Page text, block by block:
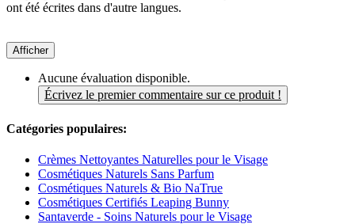
ont été écrites dans d'autre langues.
Afficher
Aucune évaluation disponible.
Écrivez le premier commentaire sur ce produit !
Catégories populaires:
Crèmes Nettoyantes Naturelles pour le Visage
Cosmétiques Naturels Sans Parfum
Cosmétiques Naturels & Bio NaTrue
Cosmétiques Certifiés Leaping Bunny
Santaverde - Soins Naturels pour le Visage